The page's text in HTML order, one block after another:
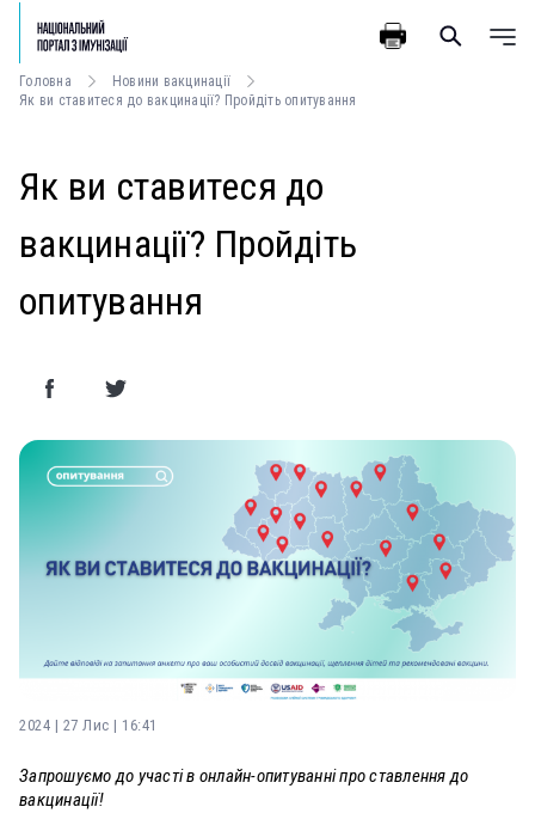
Головна
Новини вакцинації
Як ви ставитеся до вакцинації? Пройдіть опитування
Як ви ставитеся до
вакцинації? Пройдіть
опитування
2024 | 27 Лис | 16:41
Запрошуємо до участі в онлайн-опитуванні про ставлення до
вакцинації!